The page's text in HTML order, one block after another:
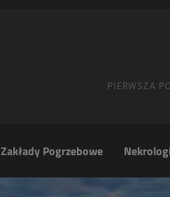
Zakłady Pogrzebowe Nekrologi